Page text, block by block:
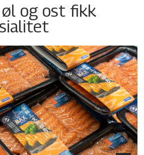
og ost fikk